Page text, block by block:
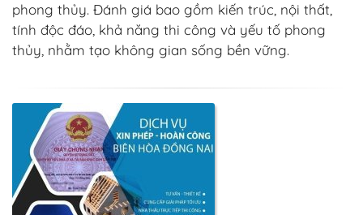
phong thủy. Đánh giá bao gồm kiến trúc, nội thất,
tính độc đáo, khả năng thi công và yếu tố phong
thủy, nhằm tạo không gian sống bền vững.